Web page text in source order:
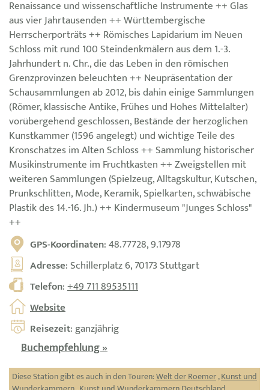
Renaissance und wissenschaftliche Instrumente ++ Glas
aus vier Jahrtausenden ++ Württembergische
Herrscherporträts ++ Römisches Lapidarium im Neuen
Schloss mit rund 100 Steindenkmälern aus dem 1.-3.
Jahrhundert n. Chr., die das Leben in den römischen
Grenzprovinzen beleuchten ++ Neupräsentation der
Schausammlungen ab 2012, bis dahin einige Sammlungen
(Römer, klassische Antike, Frühes und Hohes Mittelalter)
vorübergehend geschlossen, Bestände der herzoglichen
Kunstkammer (1596 angelegt) und wichtige Teile des
Kronschatzes im Alten Schloss ++ Sammlung historischer
Musikinstrumente im Fruchtkasten ++ Zweigstellen mit
weiteren Sammlungen (Spielzeug, Alltagskultur, Kutschen,
Prunkschlitten, Mode, Keramik, Spielkarten, schwäbische
Plastik des 14.-16. Jh.) ++ Kindermuseum "Junges Schloss"
++
GPS-Koordinaten: 48.77728, 9.17978
Adresse: Schillerplatz 6, 70173 Stuttgart
Telefon:+49 711 89535111
Website
Reisezeit: ganzjährig
Buchempfehlung »
Diese Station gibt es auch in den Touren:Welt der Roemer,Kunst und